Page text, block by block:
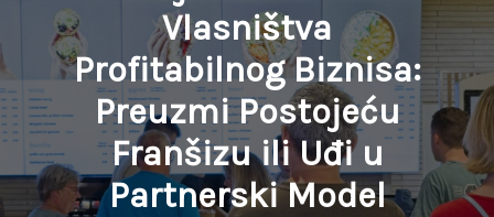
Vlasništva
Profitabilnog Biznisa:
Preuzmi Postojeću
Franšizu ili Uđi u
Partnerski Model